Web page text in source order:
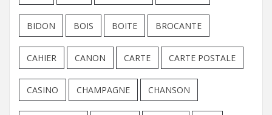
BIDON BOIS BOITE BROCANTE
CAHIER CANON CARTE CARTE POSTALE
CASINO CHAMPAGNE CHANSON